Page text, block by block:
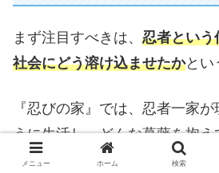
まず注目すべきは、 忍者という
社会にどう溶け込ませたかとい
『忍びの家』では、忍者一家
うに生活し、どんな葛藤を抱
に描かれています。
メニュー ホーム 検索